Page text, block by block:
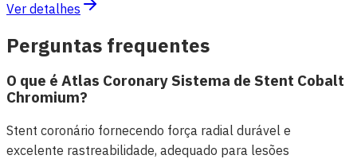
Ver detalhes
Perguntas frequentes
O que é Atlas Coronary Sistema de Stent Cobalt
Chromium?
Stent coronário fornecendo força radial durável e
excelente rastreabilidade, adequado para lesões